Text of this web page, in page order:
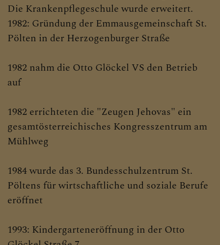
Die Krankenpflegeschule wurde erweitert.
1982: Gründung der Emmausgemeinschaft St.
Pölten in der Herzogenburger Straße
1982 nahm die Otto Glöckel VS den Betrieb
auf
1982 errichteten die "Zeugen Jehovas" ein
gesamtösterreichisches Kongresszentrum am
Mühlweg
1984 wurde das 3. Bundesschulzentrum St.
Pöltens für wirtschaftliche und soziale Berufe
eröffnet
1993: Kindergarteneröffnung in der Otto